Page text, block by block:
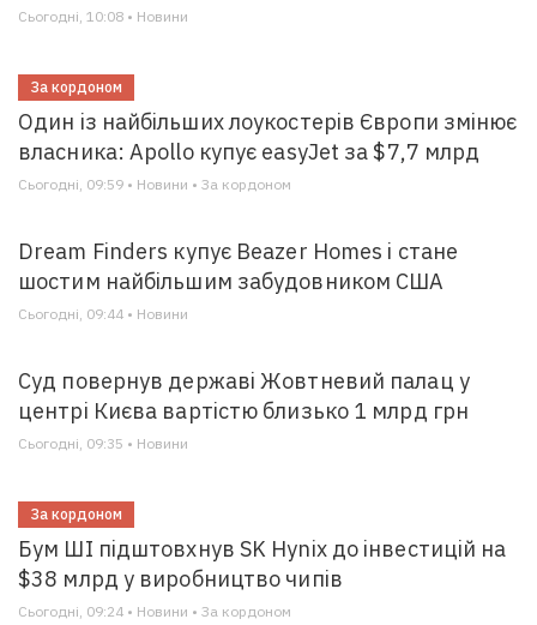
Сьогодні, 10:08 • Новини
За кордоном
Один із найбільших лоукостерів Європи змінює
власника: Apollo купує easyJet за $7,7 млрд
Сьогодні, 09:59 • Новини • За кордоном
Dream Finders купує Beazer Homes і стане
шостим найбільшим забудовником США
Сьогодні, 09:44 • Новини
Суд повернув державі Жовтневий палац у
центрі Києва вартістю близько 1 млрд грн
Сьогодні, 09:35 • Новини
За кордоном
Бум ШІ підштовхнув SK Hynix до інвестицій на
$38 млрд у виробництво чипів
Сьогодні, 09:24 • Новини • За кордоном